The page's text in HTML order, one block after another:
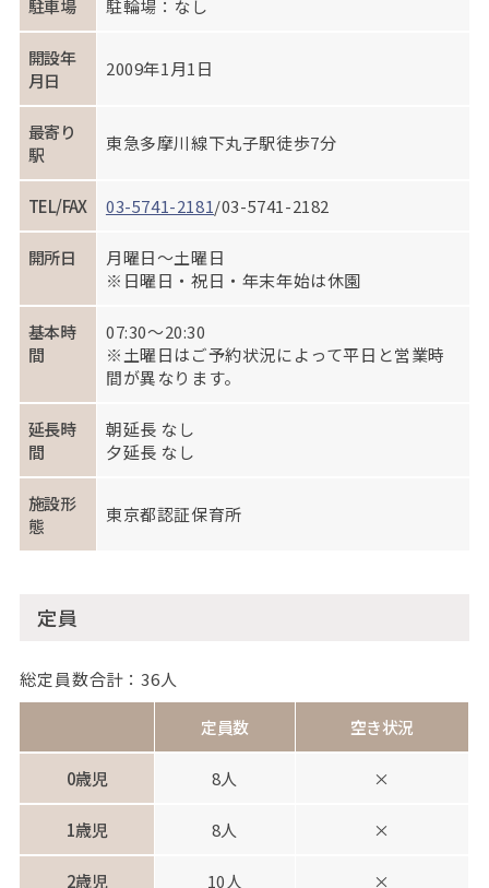
駐車場
駐輪場：なし
開設年
月日
2009年1月1日
最寄り
駅
東急多摩川線下丸子駅徒歩7分
TEL/FAX 03-5741-2181/03-5741-2182
開所日
月曜日～土曜日
※日曜日・祝日・年末年始は休園
基本時
間
07:30～20:30
※土曜日はご予約状況によって平日と営業時
間が異なります。
延長時
間
朝延長 なし
夕延長 なし
施設形
態
東京都認証保育所
定員
総定員数合計：36人
定員数 空き状況
0歳児 8人 ×
1歳児 8人 ×
2歳児 10人 ×